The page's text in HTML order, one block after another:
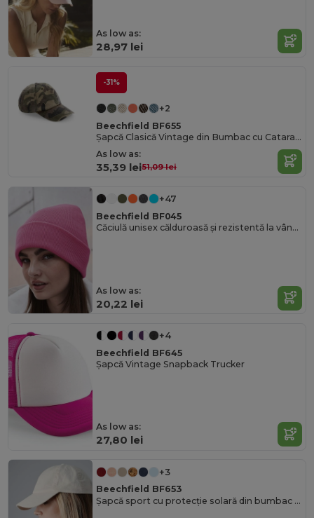
As low as:
28,97 lei
-31%
+2
Beechfield BF655
Șapcă Clasică Vintage din Bumbac cu Cataramă Reglabilă din Alamă
As low as:
35,39 lei51,09 lei
+47
Beechfield BF045
Căciulă unisex călduroasă și rezistentă la vânt cu clapetă sigură
As low as:
20,22 lei
+4
Beechfield BF645
Șapcă Vintage Snapback Trucker
As low as:
27,80 lei
+3
Beechfield BF653
Șapcă sport cu protecție solară din bumbac Chino